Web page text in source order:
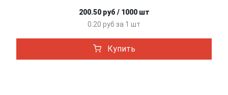
200.50 руб / 1000 шт
0.20 руб за 1 шт
Купить